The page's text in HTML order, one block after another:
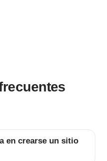
en crearse un sitio